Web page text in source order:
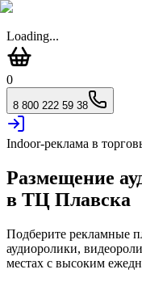
Loading...
0
8 800 222 59 38
Indoor-реклама в
Размещение
в ТЦ Плавска
Подберите рекламные
аудиоролики,
местах с высоким